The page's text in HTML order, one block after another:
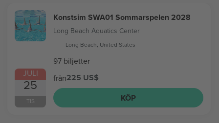
JULI
25
TIS
Konstsim SWA01 Sommarspelen 2028
Long Beach Aquatics Center
Long Beach, United States
97 biljetter
från225 US$
KÖP